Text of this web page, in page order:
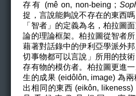
存有 (mê on, non-being ;
捉，言說能夠說不存在的東西
「智者」的定義為名，柏拉圖
論的理論框架。柏拉圖從智者所
藉著對話錄中的伊利亞學派外
切事物都可以言說」所用的技
存有物的模仿者。柏拉圖更進
生的成果 (eidôlôn, image) 為
出相同的東西 (eikôn, likeness)